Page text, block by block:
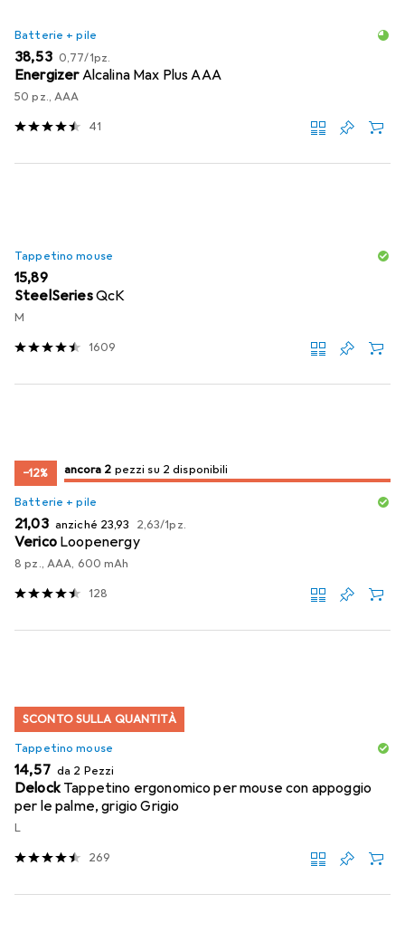
Batterie + pile
EUR
38,53 EUR
0,77/1pz.
EnergizerAlcalina Max Plus AAA
50 pz., AAA
41
Tappetino mouse
EUR
15,89
SteelSeriesQcK
M
1609
−12% 2/ 2
2/ 2 in vendita
ancora 2 pezzi su 2 disponibili
Batterie + pile
EUR
21,03 anziché EUR
23,93 EUR
2,63/1pz.
Verico Loopenergy
8 pz., AAA, 600 mAh
128
SCONTO SULLA QUANTITÀ
Tappetino mouse
EUR
14,57 da 2 Pezzi
Delock Tappetino ergonomico per mouse con appoggio
per le palme, grigio Grigio
L
269